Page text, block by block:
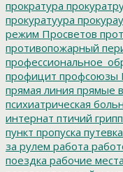
прократура
прокуратуура
режим Просветов
противопожарный
профицит профсоюзы
прямая линия прямые
психиатрическая
интернат птичий грипп
пункт пропуска путевка
за рулем работа
поездка рабочие места